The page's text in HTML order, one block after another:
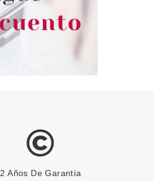
2 Años De Garantía